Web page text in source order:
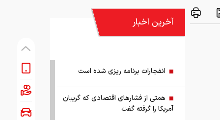
آخرین اخبار
انفجارات برنامه ریزی شده است
همتی از فشارهای اقتصادی که گریبان
آمریکا را گرفته گفت